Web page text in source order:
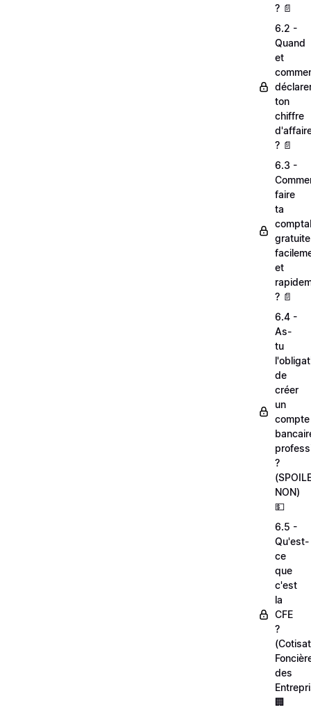
? 📄
6.2 -
Quand
et
ton
chiffre
? 📄
6.3 -
faire
ta
et
? 📄
6.4 -
As-
tu
de
créer
un
compte
?
NON)
💵
6.5 -
Qu'est-
ce
que
c'est
la
CFE
?
des
🏢